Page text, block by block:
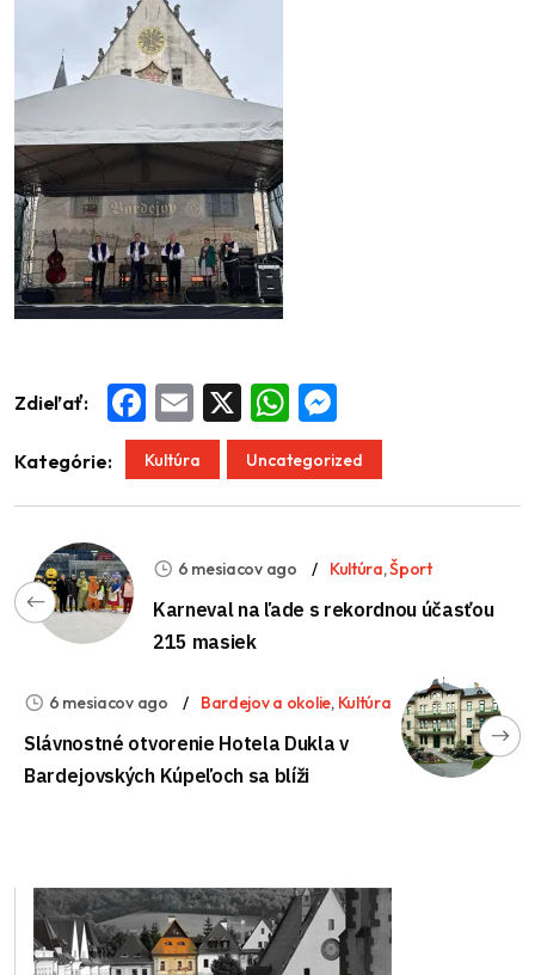
Zdieľať: Facebook
Email WhatsApp
Kategórie: Kultúra Uncategorized
6 mesiacov ago Kultúra,Šport
Karneval na ľade s rekordnou účasťou
215 masiek
6 mesiacov ago Bardejov a okolie, Kultúra
Slávnostné otvorenie Hotela Dukla v
Bardejovských Kúpeľoch sa blíži